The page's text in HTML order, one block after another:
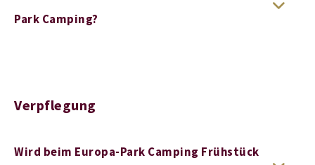
Park Camping?
Verpflegung
Wird beim Europa-Park Camping Frühstück